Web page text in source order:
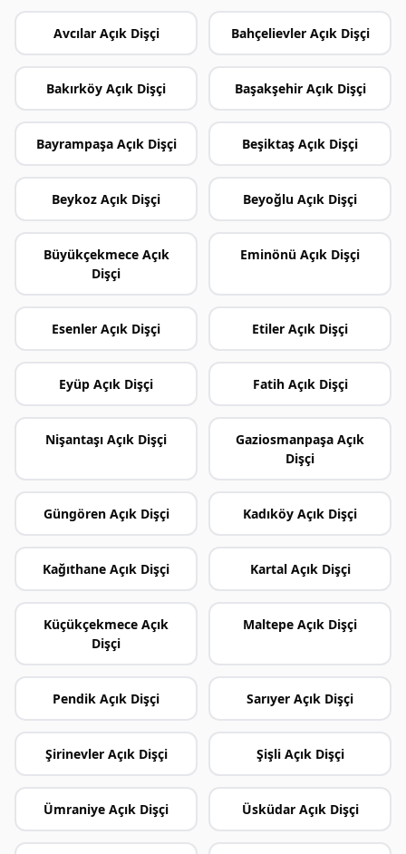
Avcılar Açık Dişçi Bahçelievler Açık Dişçi
Bakırköy Açık Dişçi Başakşehir Açık Dişçi
Bayrampaşa Açık Dişçi Beşiktaş Açık Dişçi
Beykoz Açık Dişçi Beyoğlu Açık Dişçi
Büyükçekmece Açık
Dişçi
Eminönü Açık Dişçi
Esenler Açık Dişçi Etiler Açık Dişçi
Eyüp Açık Dişçi Fatih Açık Dişçi
Nişantaşı Açık Dişçi
Gaziosmanpaşa Açık
Dişçi
Güngören Açık Dişçi Kadıköy Açık Dişçi
Kağıthane Açık Dişçi Kartal Açık Dişçi
Küçükçekmece Açık
Dişçi
Maltepe Açık Dişçi
Pendik Açık Dişçi Sarıyer Açık Dişçi
Şirinevler Açık Dişçi Şişli Açık Dişçi
Ümraniye Açık Dişçi Üsküdar Açık Dişçi